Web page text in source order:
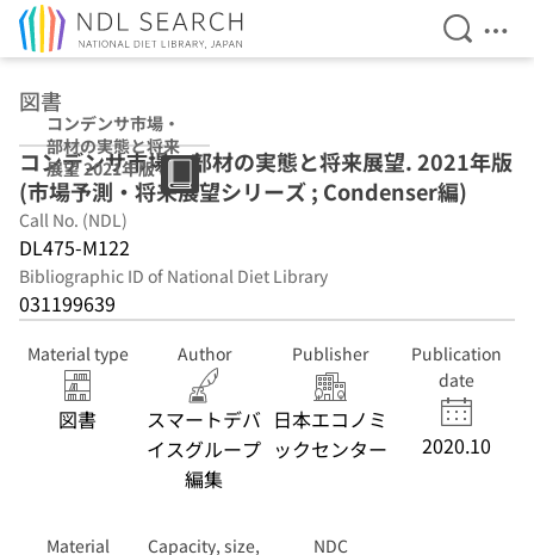
Open
図書
コンデンサ市場・
部材の実態と将来
展望 2021年版 (市
場予測・将来展望
シリーズ ;
Condenser編)
コンデンサ市場・部材の実態と将来展望. 2021年版
(市場予測・将来展望シリーズ ; Condenser編)
Call No. (NDL)
DL475-M122
Bibliographic ID of National Diet Library
031199639
Material type
図書
Author
スマートデバ
イスグループ
編集
Publisher
日本エコノミ
ックセンター
Publication
date
2020.10
Material
Capacity, size,
NDC